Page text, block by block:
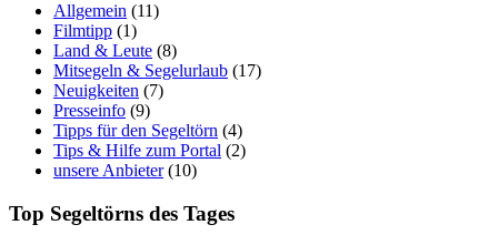
Allgemein (11)
Filmtipp (1)
Land & Leute (8)
Mitsegeln & Segelurlaub (17)
Neuigkeiten (7)
Presseinfo (9)
Tipps für den Segeltörn (4)
Tips & Hilfe zum Portal (2)
unsere Anbieter(10)
Top Segeltörns des Tages